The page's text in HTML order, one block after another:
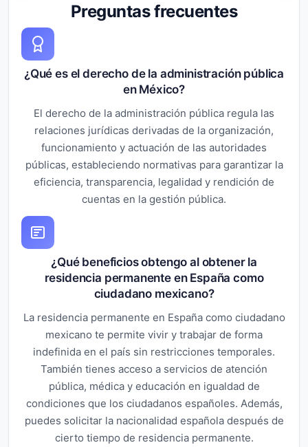
Preguntas frecuentes
¿Qué es el derecho de la administración pública
en México?
El derecho de la administración pública regula las
relaciones jurídicas derivadas de la organización,
funcionamiento y actuación de las autoridades
públicas, estableciendo normativas para garantizar la
eficiencia, transparencia, legalidad y rendición de
cuentas en la gestión pública.
¿Qué beneficios obtengo al obtener la
residencia permanente en España como
ciudadano mexicano?
La residencia permanente en España como ciudadano
mexicano te permite vivir y trabajar de forma
indefinida en el país sin restricciones temporales.
También tienes acceso a servicios de atención
pública, médica y educación en igualdad de
condiciones que los ciudadanos españoles. Además,
puedes solicitar la nacionalidad española después de
cierto tiempo de residencia permanente.